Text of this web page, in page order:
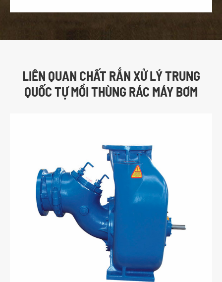
LIÊN QUAN CHẤT RẮN XỬ LÝ TRUNG
QUỐC TỰ MỒI THÙNG RÁC MÁY BƠM